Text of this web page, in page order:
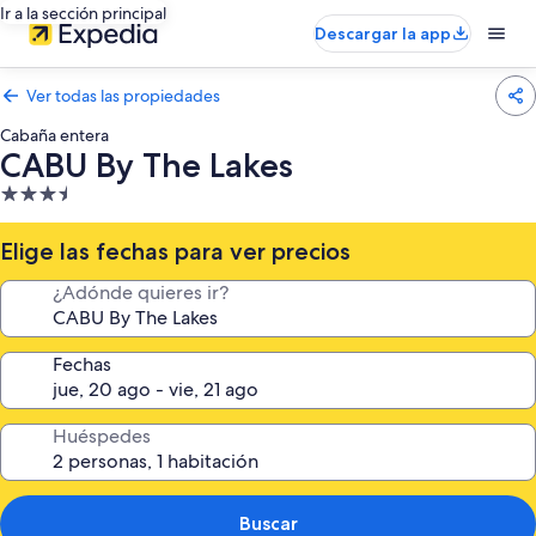
Ir a la sección principal
Descargar la app
Ver todas las propiedades
Cabaña entera
CABU By The Lakes
Propiedad
de
3.5
estrellas
Elige las fechas para ver precios
¿Adónde quieres ir?
Fechas
Huéspedes
Buscar